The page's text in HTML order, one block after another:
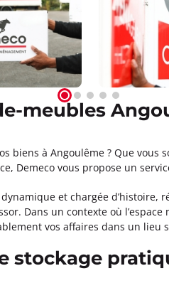
meubles
biens à Angoulême ? Que
Demeco vous propose un
et chargée
Dans un contexte où
vos affaires dans un lieu
stockage